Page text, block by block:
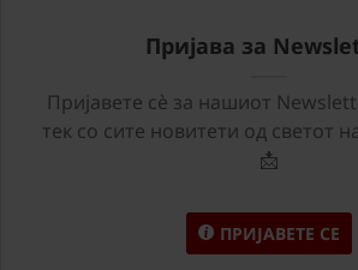
Пријава за
Пријавете сѐ за нашиот
тек со сите новитети од светот
📩
ПРИЈАВЕТЕ СЕ